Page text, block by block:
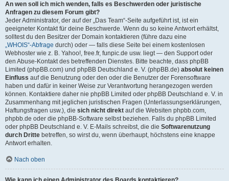
An wen soll ich mich wenden, falls es Beschwerden oder juristische
Anfragen zu diesem Forum gibt?
Jeder Administrator, der auf der „Das Team“-Seite aufgeführt ist, ist ein
geeigneter Kontakt für deine Beschwerde. Wenn du so keine Antwort erhältst,
solltest du den Besitzer der Domain kontaktieren (führe dazu eine
„WHOIS“-Abfrage durch) oder — falls diese Seite bei einem kostenlosen
Webhoster wie z. B. Yahoo!, free.fr, funpic.de usw. liegt — den Support oder
den Abuse-Kontakt des betreffenden Dienstes. Bitte beachte, dass phpBB
Limited (phpBB.com) und phpBB Deutschland e. V. (phpBB.de) absolut keinen
Einfluss auf die Benutzung oder den oder die Benutzer der Forensoftware
haben und dafür in keiner Weise zur Verantwortung herangezogen werden
können. Kontaktiere daher nie phpBB Limited oder phpBB Deutschland e. V. in
Zusammenhang mit jeglichen juristischen Fragen (Unterlassungserklärungen,
Haftungsfragen usw.), die sich nicht direkt auf die Websiten phpbb.com,
phpbb.de oder die phpBB-Software selbst beziehen. Falls du phpBB Limited
oder phpBB Deutschland e. V. E-Mails schreibst, die die Softwarenutzung
durch Dritte betreffen, so wirst du, wenn überhaupt, höchstens eine knappe
Antwort erhalten.
Nach oben